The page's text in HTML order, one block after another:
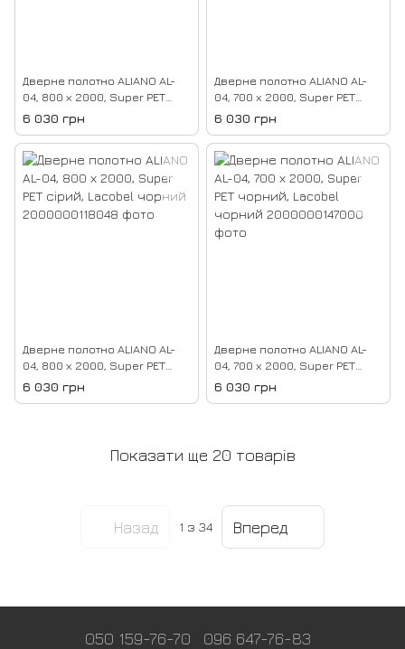
Дверне полотно ALIANO AL-
04, 800 х 2000, Super PET
антрацит, Lacobel чорний
6 030 грн
Дверне полотно ALIANO AL-
04, 700 х 2000, Super PET
магнолія, сатин білий
6 030 грн
Дверне полотно ALIANO AL-
04, 800 х 2000, Super PET
сірий, Lacobel чорний
6 030 грн
Дверне полотно ALIANO AL-
04, 700 х 2000, Super PET
чорний, Lacobel чорний
6 030 грн
Показати ще 20 товарів
Назад 1 з 34 Вперед
050 159-76-70 096 647-76-83